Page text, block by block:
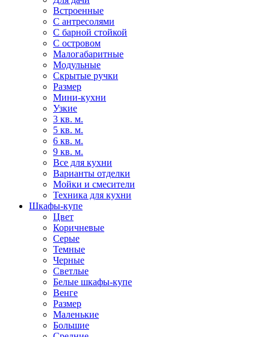
Встроенные
С антресолями
С барной стойкой
С островом
Малогабаритные
Модульные
Скрытые ручки
Размер
Мини-кухни
Узкие
3 кв. м.
5 кв. м.
6 кв. м.
9 кв. м.
Все для кухни
Варианты отделки
Мойки и смесители
Техника для кухни
Шкафы-купе
Цвет
Коричневые
Серые
Темные
Черные
Светлые
Белые шкафы-купе
Венге
Размер
Маленькие
Большие